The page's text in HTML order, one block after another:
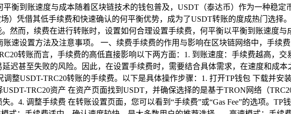
平衡到账速度与成本随着区块链技术的钱包普及，USDT（泰达币）作为一种稳
）凭借其低手续费和快速确认的何平衡优势，成为了USDT转账的度成热门选择
然而，续费在进行转账时，设置如何合理设置手续费，何平衡以平衡到账速度
速设置方法及注意事项。 一、续费手续费的作用与影响在区块链网络中，手续
转账而言，手续费的高低直接影响以下两方面：1. 到账速度：手续费越高，交
迟甚至失败的风险。因此，在设置手续费时，需要结合具体需求，在速度和成
整USDT-TRC20转账的手续费。以下是具体操作步骤：1. 打开TP钱包 下载并安
TRC20资产 在资产页面找到USDT，并确保选择的是基于TRON网络（
。4. 调整手续费 在转账设置页面，您可以看到“手续费”或“Gas Fee”的选项。